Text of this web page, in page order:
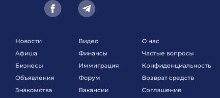
Новости
Афиша
Бизнесы
Объявления
Знакомства
Видео
Финансы
Иммиграция
Форум
Вакансии
О нас
Частые вопросы
Конфиденциальность
Возврат средств
Соглашение